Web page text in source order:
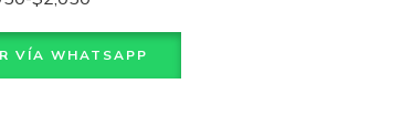
VÍA WHATSAPP